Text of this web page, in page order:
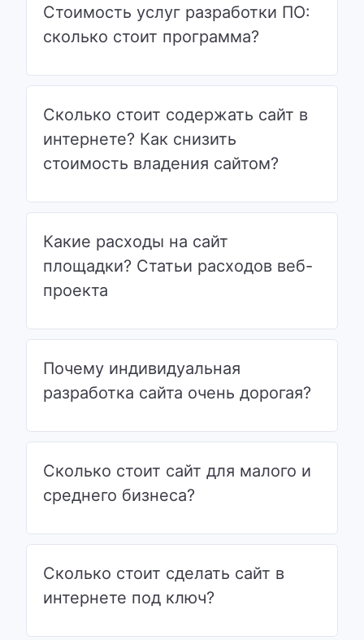
Стоимость услуг разработки ПО:
сколько стоит программа?
Сколько стоит содержать сайт в
интернете? Как снизить
стоимость владения сайтом?
Какие расходы на сайт
площадки? Статьи расходов веб-
проекта
Почему индивидуальная
разработка сайта очень дорогая?
Сколько стоит сайт для малого и
среднего бизнеса?
Сколько стоит сделать сайт в
интернете под ключ?